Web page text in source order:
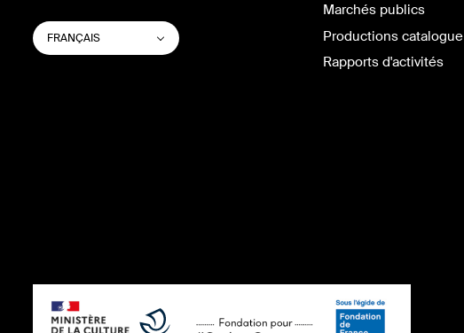
CHANGER
LA
LANGUE
FRANÇAIS Lister les actions supplémentaires
Marchés publics
Productions catalogue
Rapports d'activités